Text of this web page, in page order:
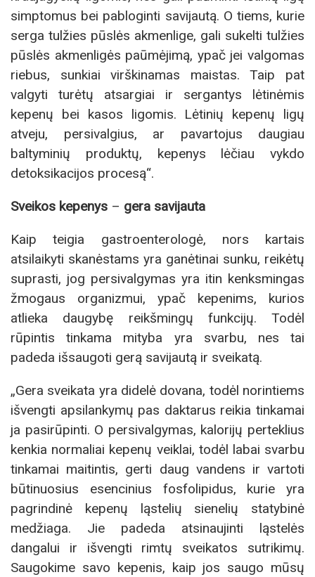
simptomus bei pabloginti savijautą. O tiems, kurie
serga tulžies pūslės akmenlige, gali sukelti tulžies
pūslės akmenligės paūmėjimą, ypač jei valgomas
riebus, sunkiai virškinamas maistas. Taip pat
valgyti turėtų atsargiai ir sergantys lėtinėmis
kepenų bei kasos ligomis. Lėtinių kepenų ligų
atveju, persivalgius, ar pavartojus daugiau
baltyminių produktų, kepenys lėčiau vykdo
detoksikacijos procesą“.
Sveikos kepenys – gera savijauta
Kaip teigia gastroenterologė, nors kartais
atsilaikyti skanėstams yra ganėtinai sunku, reikėtų
suprasti, jog persivalgymas yra itin kenksmingas
žmogaus organizmui, ypač kepenims, kurios
atlieka daugybę reikšmingų funkcijų. Todėl
rūpintis tinkama mityba yra svarbu, nes tai
padeda išsaugoti gerą savijautą ir sveikatą.
„Gera sveikata yra didelė dovana, todėl norintiems
išvengti apsilankymų pas daktarus reikia tinkamai
ja pasirūpinti. O persivalgymas, kalorijų perteklius
kenkia normaliai kepenų veiklai, todėl labai svarbu
tinkamai maitintis, gerti daug vandens ir vartoti
būtinuosius esencinius fosfolipidus, kurie yra
pagrindinė kepenų ląstelių sienelių statybinė
medžiaga. Jie padeda atsinaujinti ląstelės
dangalui ir išvengti rimtų sveikatos sutrikimų.
Saugokime savo kepenis, kaip jos saugo mūsų